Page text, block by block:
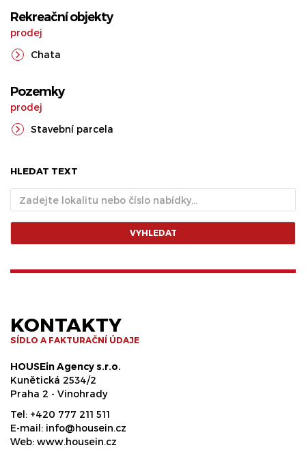
Rekreační objekty
prodej
Chata
Pozemky
prodej
Stavební parcela
HLEDAT TEXT
VYHLEDAT
KONTAKTY
SÍDLO A FAKTURAČNÍ ÚDAJE
HOUSEin Agency s.r.o.
Kunětická 2534/2
Praha 2 - Vinohrady
Tel: +420 777 211 511
E-mail: info@housein.cz
Web: www.housein.cz